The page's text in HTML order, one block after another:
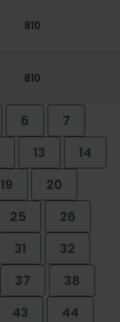
810
810
6
7
13
14
19
20
25
26
31
32
37
38
43
44